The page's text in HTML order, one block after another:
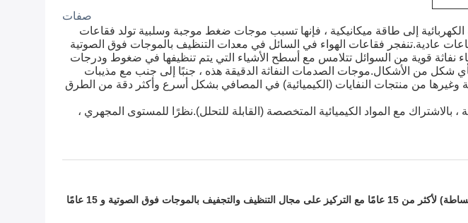
صفات
ج: لدينا مصنع خاص بنا وقمنا أيضًا بتسجيل شركة تجارية لمزيد من الخيارات (من أجل جعل الأعمال أكثر بساطة) لأكثر من 15 عامًا مع التركيز على مجال التنظيف والتجفيف بالموجات فوق الصوتية و 15 عامًا